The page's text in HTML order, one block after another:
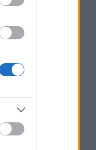
közt
TV
Takács Gábor
sorozat